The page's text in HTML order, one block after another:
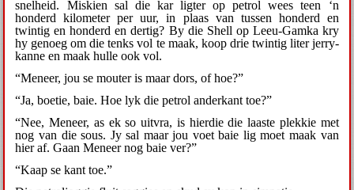
snelheid. Miskien sal die kar ligter op petrol wees teen ‘n
honderd kilometer per uur, in plaas van tussen honderd en
twintig en honderd en dertig? By die Shell op Leeu-Gamka kry
hy genoeg om die tenks vol te maak, koop drie twintig liter jerry-
kanne en maak hulle ook vol.
“Meneer, jou se mouter is maar dors, of hoe?”
“Ja, boetie, baie. Hoe lyk die petrol anderkant toe?”
“Nee, Meneer, as ek so uitvra, is hierdie die laaste plekkie met
nog van die sous. Jy sal maar jou voet baie lig moet maak van
hier af. Gaan Meneer nog baie ver?”
“Kaap se kant toe.”